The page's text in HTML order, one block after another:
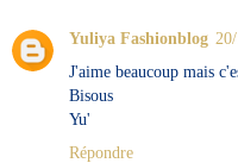
Yuliya Fashionblog
J'aime beaucoup mais
Bisous
Yu'
Répondre